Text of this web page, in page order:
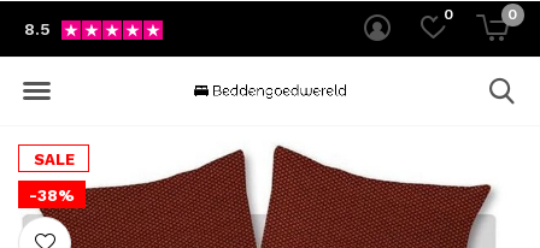
0 0
8.5
SALE
-38%